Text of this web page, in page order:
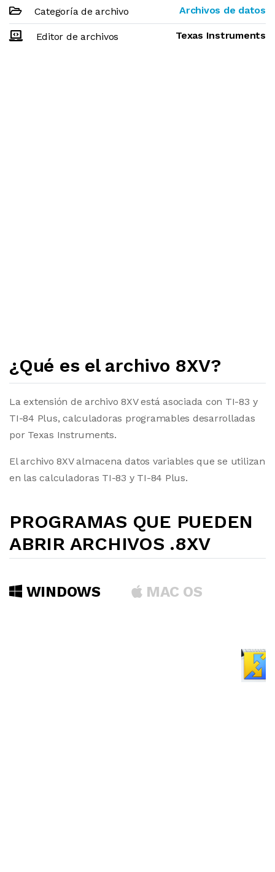
Categoría de archivo Archivos de datos
Editor de archivos Texas Instruments
¿Qué es el archivo 8XV?
La extensión de archivo 8XV está asociada con TI-83 y
TI-84 Plus, calculadoras programables desarrolladas
por Texas Instruments.
El archivo 8XV almacena datos variables que se utilizan
en las calculadoras TI-83 y TI-84 Plus.
PROGRAMAS QUE PUEDEN
ABRIR ARCHIVOS .8XV
WINDOWS MAC OS